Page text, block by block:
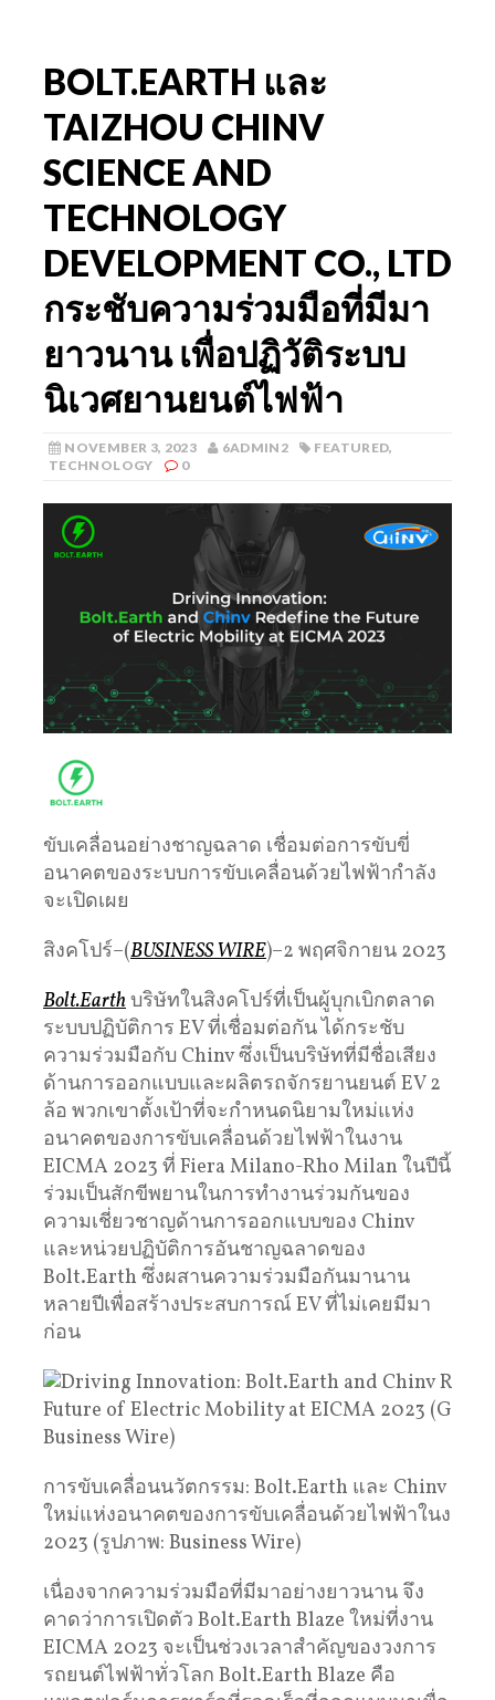
BOLT.EARTH และ
TAIZHOU CHINV
SCIENCE AND
TECHNOLOGY
DEVELOPMENT CO., LTD
กระชับความร่วมมือที่มีมา
ยาวนาน เพื่อปฏิวัติระบบ
นิเวศยานยนต์ไฟฟ้า
NOVEMBER 3, 2023 6ADMIN2 FEATURED,
TECHNOLOGY
0
ขับเคลื่อนอย่างชาญฉลาด เชื่อมต่อการขับขี่
อนาคตของระบบการขับเคลื่อนด้วยไฟฟ้ากำลัง
จะเปิดเผย
สิงคโปร์–(BUSINESS WIRE)–2 พฤศจิกายน 2023
Bolt.Earthบริษัทในสิงคโปร์ที่เป็นผู้บุกเบิกตลาด
ระบบปฏิบัติการ EV ที่เชื่อมต่อกัน ได้กระชับ
ความร่วมมือกับ Chinv ซึ่งเป็นบริษัทที่มีชื่อเสียง
ด้านการออกแบบและผลิตรถจักรยานยนต์ EV 2
ล้อ พวกเขาตั้งเป้าที่จะกำหนดนิยามใหม่แห่ง
อนาคตของการขับเคลื่อนด้วยไฟฟ้าในงาน
EICMA 2023 ที่ Fiera Milano-Rho Milan ในปีนี้
ร่วมเป็นสักขีพยานในการทำงานร่วมกันของ
ความเชี่ยวชาญด้านการออกแบบของ Chinv
และหน่วยปฏิบัติการอันชาญฉลาดของ
Bolt.Earth ซึ่งผสานความร่วมมือกันมานาน
หลายปีเพื่อสร้างประสบการณ์ EV ที่ไม่เคยมีมา
ก่อน
การขับเคลื่อนนวัตกรรม: Bolt.Earth และ Chinv กำ
ใหม่แห่งอนาคตของการขับเคลื่อนด้วยไฟฟ้าในงาน
2023 (รูปภาพ: Business Wire)
เนื่องจากความร่วมมือที่มีมาอย่างยาวนาน จึง
คาดว่าการเปิดตัว Bolt.Earth Blaze ใหม่ที่งาน
EICMA 2023 จะเป็นช่วงเวลาสำคัญของวงการ
รถยนต์ไฟฟ้าทั่วโลก Bolt.Earth Blaze คือ